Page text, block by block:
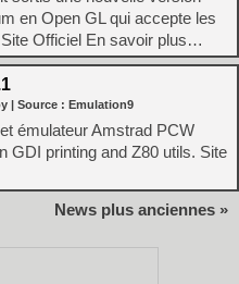
en Open GL qui accepte les
Officiel En savoir plus…
| Source : Emulation9
émulateur Amstrad PCW
GDI printing and Z80 utils. Site
News plus anciennes »